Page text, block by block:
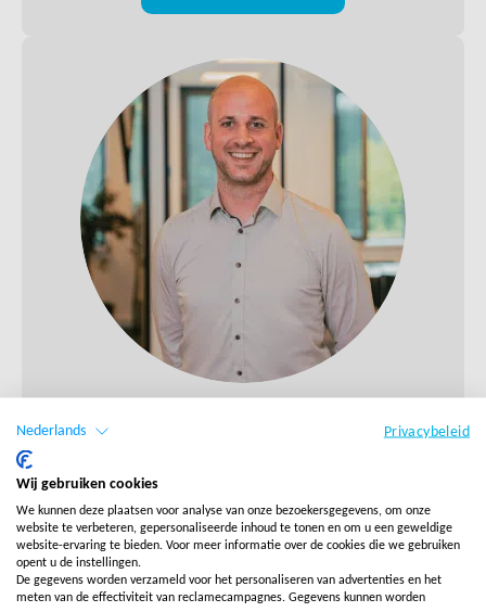
PLAN EEN MEETING
TERUG NAAR OVERZICHT
Nederlands Privacybeleid
Wij gebruiken cookies
We kunnen deze plaatsen voor analyse van onze bezoekersgegevens, om onze
website te verbeteren, gepersonaliseerde inhoud te tonen en om u een geweldige
website-ervaring te bieden. Voor meer informatie over de cookies die we gebruiken
opent u de instellingen.
De gegevens worden verzameld voor het personaliseren van advertenties en het
meten van de effectiviteit van reclamecampagnes. Gegevens kunnen worden